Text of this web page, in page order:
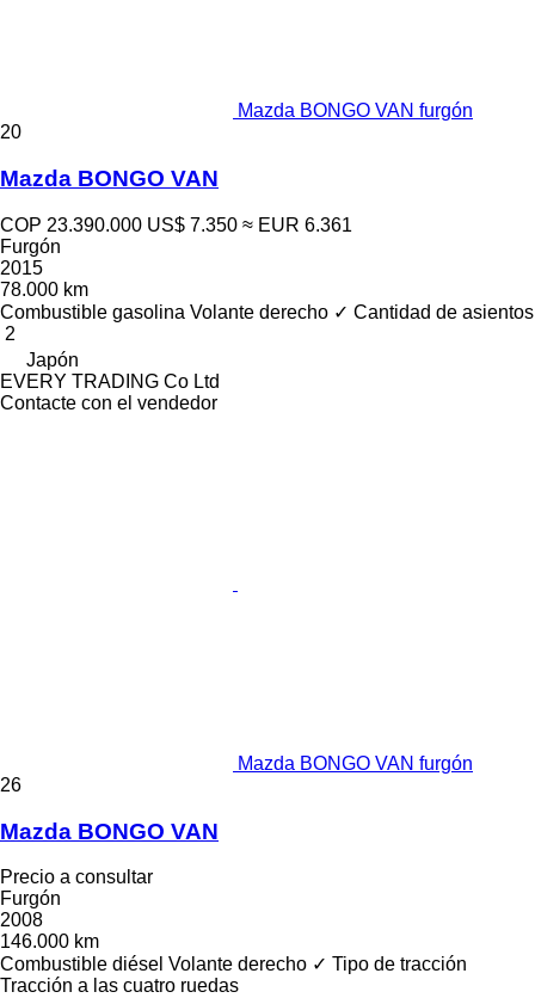
Mazda BONGO VAN furgón
20
Mazda BONGO VAN
COP 23.390.000 US$ 7.350 ≈ EUR 6.361
Furgón
2015
78.000 km
Combustible gasolina Volante derecho ✓ Cantidad de asientos
2
Japón
EVERY TRADING Co Ltd
Contacte con el vendedor
Mazda BONGO VAN furgón
26
Mazda BONGO VAN
Precio a consultar
Furgón
2008
146.000 km
Combustible diésel Volante derecho ✓ Tipo de tracción
Tracción a las cuatro ruedas